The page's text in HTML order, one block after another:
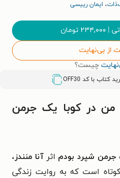
، ایمان رییسی
| ۲۳۴,۰۰۰ تومان
از بی‌نهایت
چیست؟
OFF30
در کوبا یک جرمن
جرمن شپرد بودم اثرآنا منندز،
است که به روایت زندگی